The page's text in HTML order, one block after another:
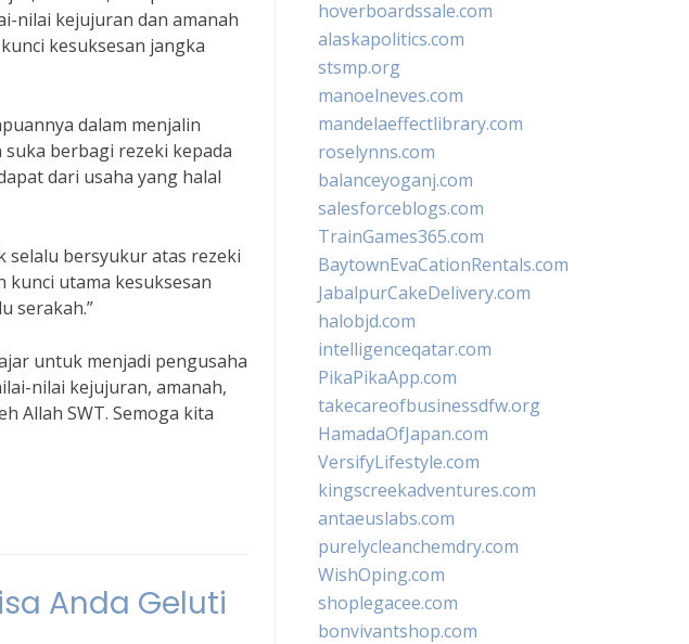
nilai kejujuran dan amanah
kesuksesan jangka
dalam menjalin
berbagi rezeki kepada
dari usaha yang halal
selalu bersyukur atas rezeki
kunci utama kesuksesan
serakah.”
untuk menjadi pengusaha
nilai kejujuran, amanah,
Allah SWT. Semoga kita
Anda Geluti
hoverboardssale.com
alaskapolitics.com
stsmp.org
manoelneves.com
mandelaeffectlibrary.com
roselynns.com
balanceyoganj.com
salesforceblogs.com
TrainGames365.com
BaytownEvaCationRentals.com
JabalpurCakeDelivery.com
halobjd.com
intelligenceqatar.com
PikaPikaApp.com
takecareofbusinessdfw.org
HamadaOfJapan.com
VersifyLifestyle.com
kingscreekadventures.com
antaeuslabs.com
purelycleanchemdry.com
WishOping.com
shoplegacee.com
bonvivantshop.com